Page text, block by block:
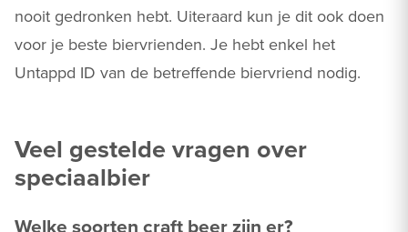
nooit gedronken hebt. Uiteraard kun je dit ook doen
voor je beste biervrienden. Je hebt enkel het
Untappd ID van de betreffende biervriend nodig.
Veel gestelde vragen over
speciaalbier
Welke soorten craft beer zijn er?